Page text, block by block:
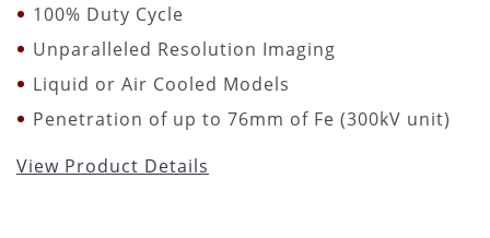
100% Duty Cycle
Unparalleled Resolution Imaging
Liquid or Air Cooled Models
Penetration of up to 76mm of Fe (300kV unit)
View Product Details